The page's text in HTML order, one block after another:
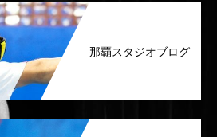
那覇スタジオブログ